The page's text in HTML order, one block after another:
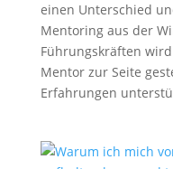
einen Unterschied
Mentoring aus der
Führungskräften
Mentor zur Seite
Erfahrungen